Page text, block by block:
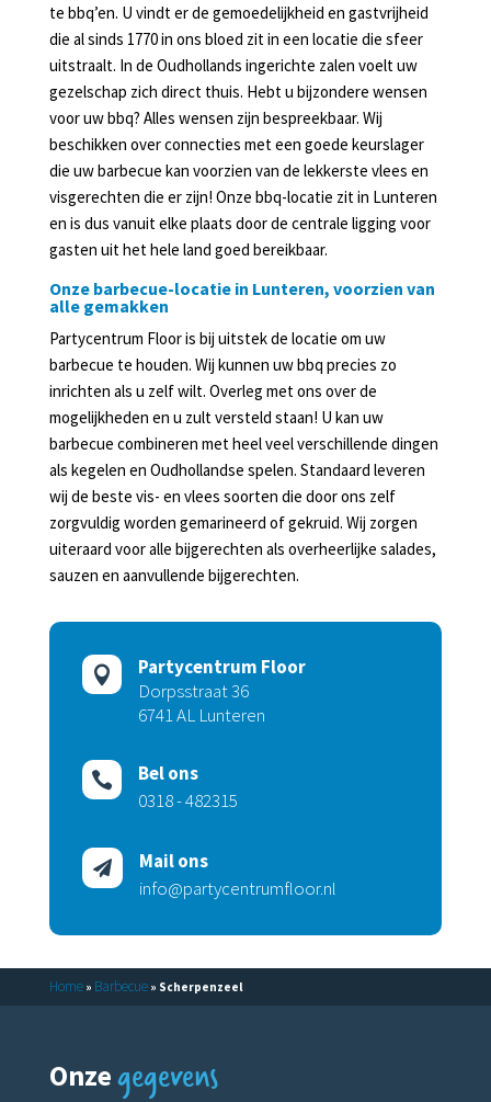
te bbq’en. U vindt er de gemoedelijkheid en gastvrijheid
die al sinds 1770 in ons bloed zit in een locatie die sfeer
uitstraalt. In de Oudhollands ingerichte zalen voelt uw
gezelschap zich direct thuis. Hebt u bijzondere wensen
voor uw bbq? Alles wensen zijn bespreekbaar. Wij
beschikken over connecties met een goede keurslager
die uw barbecue kan voorzien van de lekkerste vlees en
visgerechten die er zijn! Onze bbq-locatie zit in Lunteren
en is dus vanuit elke plaats door de centrale ligging voor
gasten uit het hele land goed bereikbaar.
Onze barbecue-locatie in Lunteren, voorzien van
alle gemakken
Partycentrum Floor is bij uitstek de locatie om uw
barbecue te houden. Wij kunnen uw bbq precies zo
inrichten als u zelf wilt. Overleg met ons over de
mogelijkheden en u zult versteld staan! U kan uw
barbecue combineren met heel veel verschillende dingen
als kegelen en Oudhollandse spelen. Standaard leveren
wij de beste vis- en vlees soorten die door ons zelf
zorgvuldig worden gemarineerd of gekruid. Wij zorgen
uiteraard voor alle bijgerechten als overheerlijke salades,
sauzen en aanvullende bijgerechten.

Partycentrum Floor
Dorpsstraat 36
6741 AL Lunteren

Bel ons
0318 - 482315

Mail ons
info@partycentrumfloor.nl
Home» Barbecue» Scherpenzeel
Onzegegevens